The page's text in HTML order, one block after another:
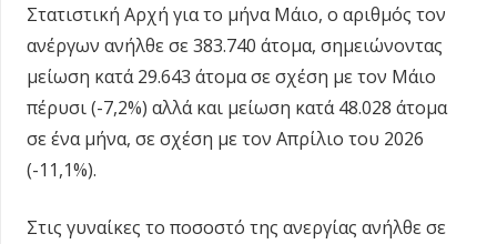
Στατιστική Αρχή για το μήνα Μάιο, ο αριθμός τον
ανέργων ανήλθε σε 383.740 άτομα, σημειώνοντας
μείωση κατά 29.643 άτομα σε σχέση με τον Μάιο
πέρυσι (-7,2%) αλλά και μείωση κατά 48.028 άτομα
σε ένα μήνα, σε σχέση με τον Απρίλιο του 2026
(-11,1%).
Στις γυναίκες το ποσοστό της ανεργίας ανήλθε σε